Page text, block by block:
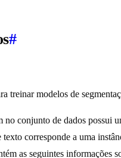
#
treinar modelos de
conjunto de dados possui
corresponde a uma
as seguintes informações